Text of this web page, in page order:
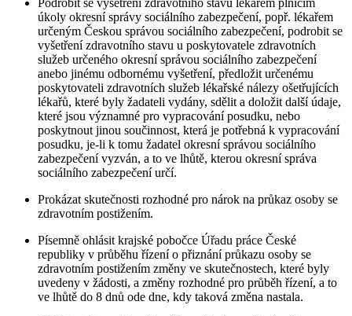
Podrobit se vyšetření zdravotního stavu lékařem plnícím
úkoly okresní správy sociálního zabezpečení, popř. lékařem
určeným Českou správou sociálního zabezpečení, podrobit se
vyšetření zdravotního stavu u poskytovatele zdravotních
služeb určeného okresní správou sociálního zabezpečení
anebo jinému odbornému vyšetření, předložit určenému
poskytovateli zdravotních služeb lékařské nálezy ošetřujících
lékařů, které byly žadateli vydány, sdělit a doložit další údaje,
které jsou významné pro vypracování posudku, nebo
poskytnout jinou součinnost, která je potřebná k vypracování
posudku, je-li k tomu žadatel okresní správou sociálního
zabezpečení vyzván, a to ve lhůtě, kterou okresní správa
sociálního zabezpečení určí.
Prokázat skutečnosti rozhodné pro nárok na průkaz osoby se
zdravotním postižením.
Písemně ohlásit krajské pobočce Úřadu práce České
republiky v průběhu řízení o přiznání průkazu osoby se
zdravotním postižením změny ve skutečnostech, které byly
uvedeny v žádosti, a změny rozhodné pro průběh řízení, a to
ve lhůtě do 8 dnů ode dne, kdy taková změna nastala.